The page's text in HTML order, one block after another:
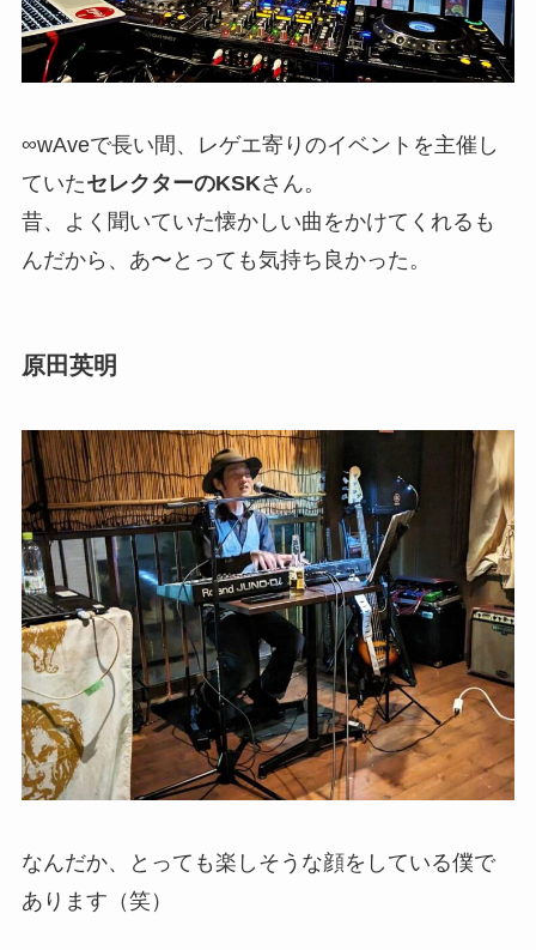
∞wAveで長い間、レゲエ寄りのイベントを主催し
ていたセレクターのKSKさん。
昔、よく聞いていた懐かしい曲をかけてくれるも
んだから、あ〜とっても気持ち良かった。
原田英明
なんだか、とっても楽しそうな顔をしている僕で
あります（笑）